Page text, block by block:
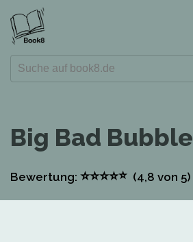
Big Bad Bubble
Bewertung: ⭐⭐⭐⭐⭐ (4,8 von 5)